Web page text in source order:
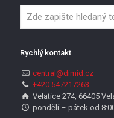
Rychlý kontakt
central@dimid.cz
+420 547217263
Velatice 274, 66405
pondělí – pátek od